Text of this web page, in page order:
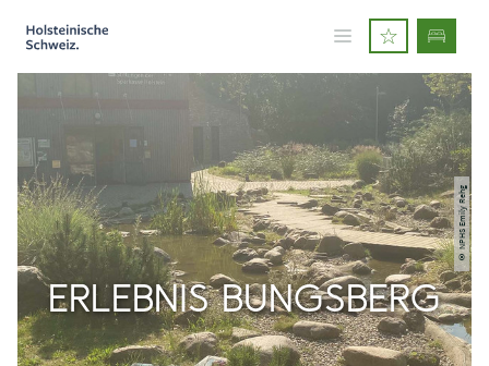
© NPHS Emily Rehg
ERLEBNIS BUNGSBERG